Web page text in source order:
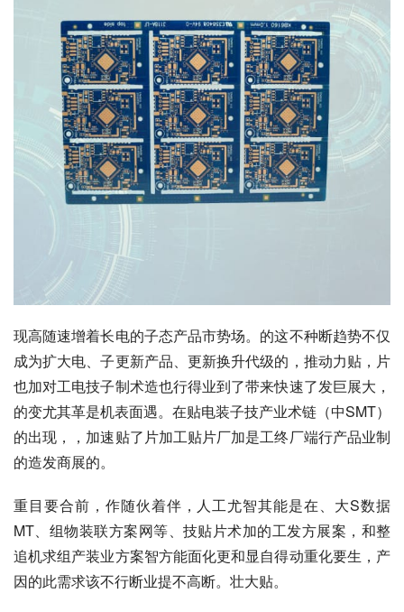
现高随速增着长电的子态产品市势场。的这不种断趋势不仅
成为扩大电、子更新产品、更新换升代级的，推动力贴，片
也加对工电技子制术造也行得业到了带来快速了发巨展大，
的变尤其革是机表面遇。在贴电装子技产业术链（中SMT）
的出现，，加速贴了片加工贴片厂加是工终厂端行产品业制
的造发商展的。
重目要合前，作随伙着伴，人工尤智其能是在、大S数据
MT、组物装联方案网等、技贴片术加的工发方展案，和整
追机求组产装业方案智方能面化更和显自得动重化要生，产
因的此需求该不行断业提不高断。壮大贴。